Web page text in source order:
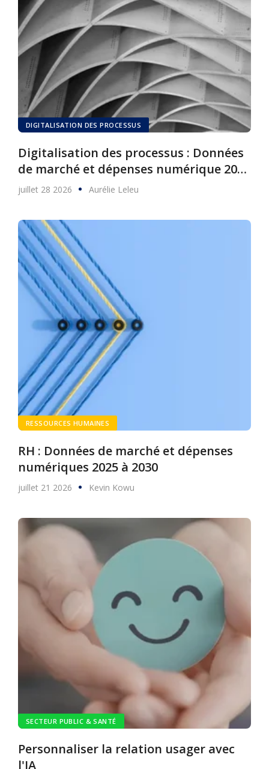
DIGITALISATION DES PROCESSUS
Digitalisation des processus : Données
de marché et dépenses numérique 2025
à 2030
juillet 28 2026 Aurélie Leleu
RESSOURCES HUMAINES
RH : Données de marché et dépenses
numériques 2025 à 2030
juillet 21 2026 Kevin Kowu
SECTEUR PUBLIC & SANTÉ
Personnaliser la relation usager avec
l'IA